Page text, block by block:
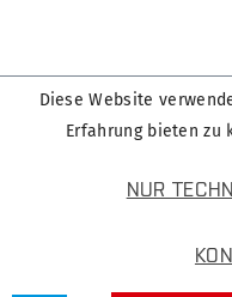
Diese Website
Erfahrung bieten zu
NUR